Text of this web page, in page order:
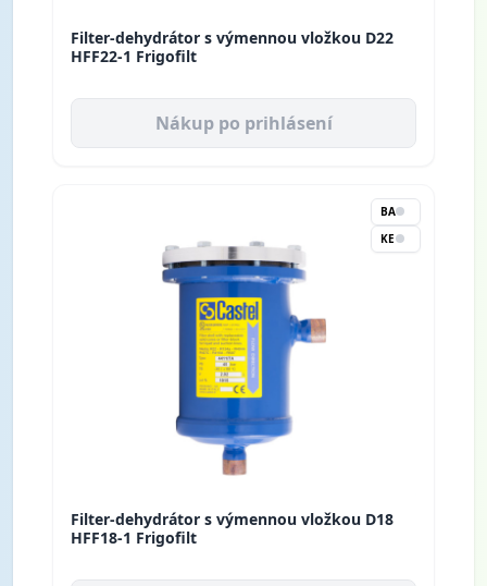
Filter-dehydrátor s výmennou vložkou D22
HFF22-1 Frigofilt
Nákup po prihlásení
BA
KE
Filter-dehydrátor s výmennou vložkou D18
HFF18-1 Frigofilt